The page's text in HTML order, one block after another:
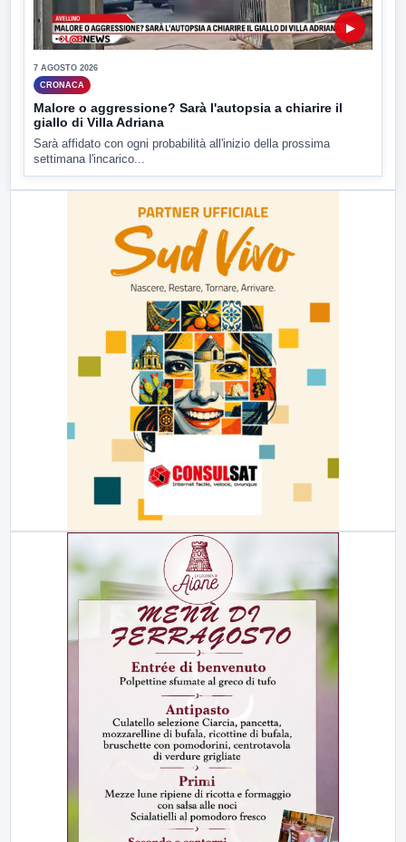
▶
7 AGOSTO 2026
CRONACA
Malore o aggressione? Sarà l'autopsia a chiarire il
giallo di Villa Adriana
Sarà affidato con ogni probabilità all'inizio della prossima
settimana l'incarico...